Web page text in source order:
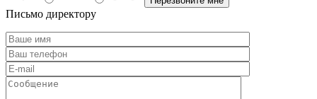
Письмо директору